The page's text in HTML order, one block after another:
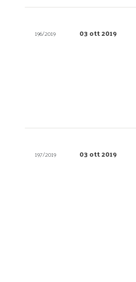
196/2019 03 ott 2019
197/2019 03 ott 2019